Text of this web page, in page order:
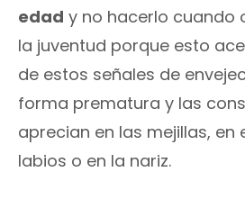
edad y no hacerlo cuando
la juventud porque esto
de estos señales de
forma prematura y las
aprecian en las mejillas, en
labios o en la nariz.